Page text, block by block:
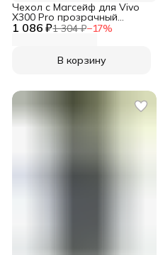
1 086 ₽1 304 ₽−17%
Чехол с Магсейф для Vivo
X300 Pro прозрачный
матовый с черным бортом
В корзину